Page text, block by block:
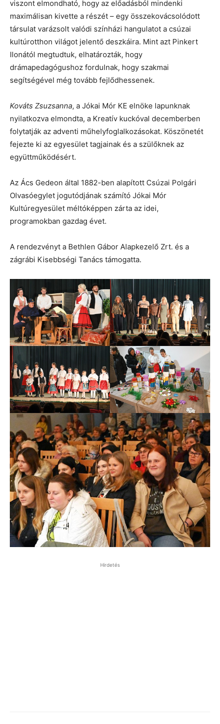
viszont elmondható, hogy az előadásból mindenki
maximálisan kivette a részét – egy összekovácsolódott
társulat varázsolt valódi színházi hangulatot a csúzai
kultúrotthon világot jelentő deszkáira. Mint azt Pinkert
Ilonától megtudtuk, elhatározták, hogy
drámapedagógushoz fordulnak, hogy szakmai
segítségével még tovább fejlődhessenek.
Kováts Zsuzsanna, a Jókai Mór KE elnöke lapunknak
nyilatkozva elmondta, a Kreatív kuckóval decemberben
folytatják az adventi műhelyfoglalkozásokat. Köszönetét
fejezte ki az egyesület tagjainak és a szülőknek az
együttműködésért.
Az Ács Gedeon által 1882-ben alapított Csúzai Polgári
Olvasóegylet jogutódjának számító Jókai Mór
Kultúregyesület méltóképpen zárta az idei,
programokban gazdag évet.
A rendezvényt a Bethlen Gábor Alapkezelő Zrt. és a
zágrábi Kisebbségi Tanács támogatta.
Hirdetés